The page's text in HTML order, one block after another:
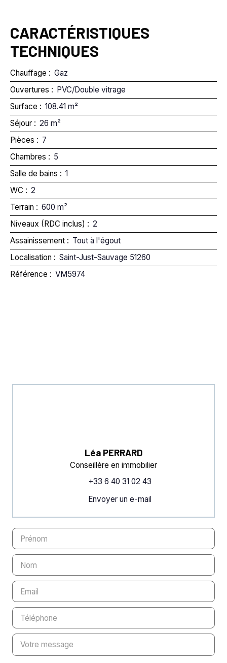
CARACTÉRISTIQUES
TECHNIQUES
Chauffage : Gaz
Ouvertures : PVC/Double vitrage
Surface : 108.41 m²
Séjour : 26 m²
Pièces : 7
Chambres : 5
Salle de bains : 1
WC : 2
Terrain : 600 m²
Niveaux (RDC inclus) : 2
Assainissement : Tout à l'égout
Localisation : Saint-Just-Sauvage 51260
Référence : VM5974
Léa PERRARD
Conseillère en immobilier
+33 6 40 31 02 43
Envoyer un e-mail
Prénom
Nom
Email
Téléphone
Votre message